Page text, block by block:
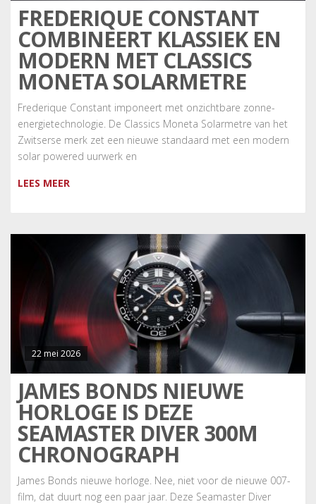
FREDERIQUE CONSTANT
COMBINEERT KLASSIEK EN
MODERN MET CLASSICS
MONETA SOLARMETRE
Frederique Constant imponeert met onzichtbare zonne-
energietechnologie. De Classics Moneta Solarmetre van het
Zwitserse merk zet een nieuwe standaard met een modern
solar powered uurwerk en
LEES MEER
22 mei 2026
JAMES BONDS NIEUWE
HORLOGE IS DEZE
SEAMASTER DIVER 300M
CHRONOGRAPH
James Bonds nieuwe horloge. Nee, niet voor de nieuwe 007-
film, dat duurt nog een paar jaar. Deze Seamaster Diver